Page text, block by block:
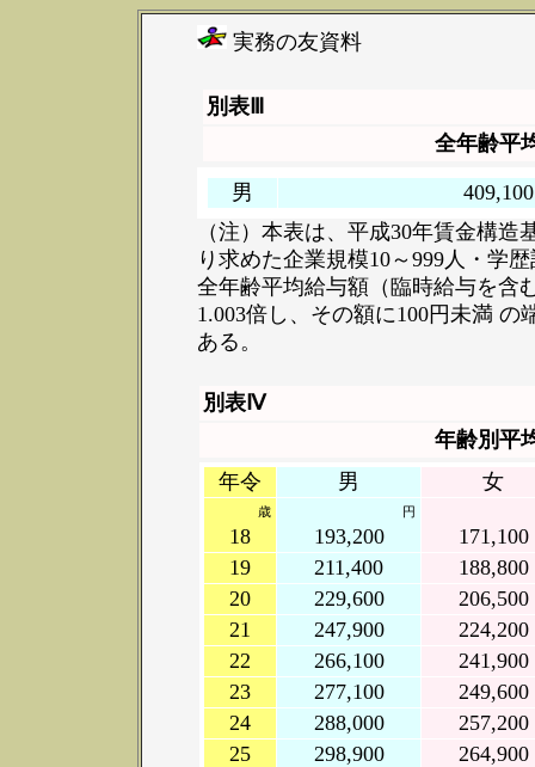
実務の友資料
別表Ⅲ
全年齢平
男
（注）本表は、平成30年賃金構
り求めた企業規模10～999人・学
全年齢平均給与額（臨時給与を含
1.003倍し、その額に100円未満
ある。
別表Ⅳ
年齢別平
年令
男 女
歳
18
円
193,200
171,100
19
211,400
188,800
20
229,600
206,500
21
247,900
224,200
22
266,100
241,900
23
277,100
249,600
24
288,000
257,200
25
298,900
264,900